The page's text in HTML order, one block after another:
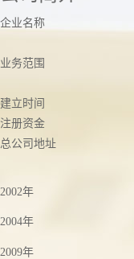
企业名称
业务范围
建立时间
注册资金
总公司地址
2002年
2004年
2009年